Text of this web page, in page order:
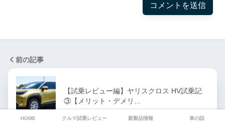
前の記事
【試乗レビュー編】ヤリスクロス HV試乗記
③【メリット・デメリ…
HOME クルマ試乗レビュー 新製品情報 車の話